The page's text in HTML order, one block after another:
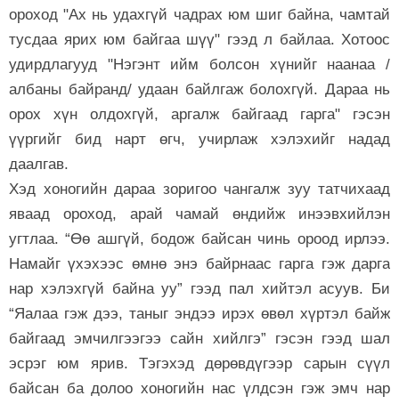
ороход "Ах нь удахгүй чадрах юм шиг байна, чамтай
тусдаа ярих юм байгаа шүү" гээд л байлаа. Хотоос
удирдлагууд "Нэгэнт ийм болсон хүнийг наанаа /
албаны байранд/ удаан байлгаж болохгүй. Дараа нь
орох хүн олдохгүй, аргалж байгаад гарга" гэсэн
үүргийг бид нарт өгч, учирлаж хэлэхийг надад
даалгав.
Хэд хоногийн дараа зоригоо чангалж зуу татчихаад
яваад ороход, арай чамай өндийж инээвхийлэн
угтлаа. “Өө ашгүй, бодож байсан чинь ороод ирлээ.
Намайг үхэхээс өмнө энэ байрнаас гарга гэж дарга
нар хэлэхгүй байна уу” гээд пал хийтэл асуув. Би
“Яалаа гэж дээ, таныг эндээ ирэх өвөл хүртэл байж
байгаад эмчилгээгээ сайн хийлгэ” гэсэн гээд шал
эсрэг юм ярив. Тэгэхэд дөрөвдүгээр сарын сүүл
байсан ба долоо хоногийн нас үлдсэн гэж эмч нар